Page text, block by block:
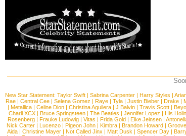
New Star Statement: Taylor Swift | Sabrina Carpenter | Harry Styles |
Rae| Central Cee| Selena Gomez | Raye| Tyla| Justin Bieber| Drake|
| Metallica | Celine Dion | Christina Aguilera | J Balvin | Travis Scott |
Charli XCX| Bruce Springsteen| The Beatles | Jennifer Lopez | His
Rosenberg | Frauke Ludowig | Vitas | Frida Gold | Elke Jeinsen |
Nick Carter | Lucenzo | Pigeon John | Kimbra | Brandon Howard |
Aida| Christine Mayer| Not Called Jinx | Matt Dusk | Spencer Day|